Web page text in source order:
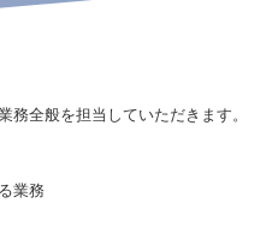
務全般を担当していただきます。
業務